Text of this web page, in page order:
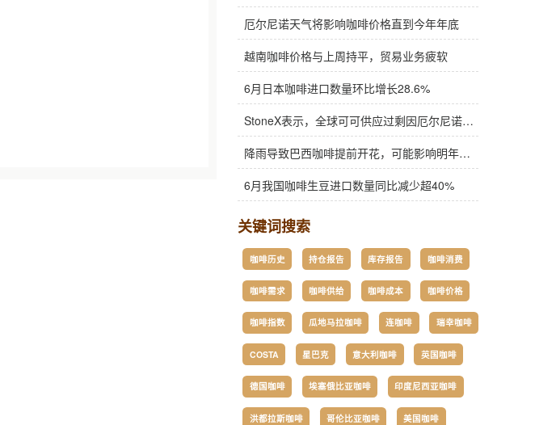
厄尔尼诺天气将影响咖啡价格直到今年年底
越南咖啡价格与上周持平，贸易业务疲软
6月日本咖啡进口数量环比增长28.6%
StoneX表示，全球可可供应过剩因厄尔尼诺而萎缩
降雨导致巴西咖啡提前开花，可能影响明年产量，造成近期价格波动极不稳定
6月我国咖啡生豆进口数量同比减少超40%
关键词搜索
咖啡历史 持仓报告 库存报告 咖啡消费
咖啡需求 咖啡供给 咖啡成本 咖啡价格
咖啡指数 瓜地马拉咖啡 连咖啡 瑞幸咖啡
COSTA 星巴克 意大利咖啡 英国咖啡
德国咖啡 埃塞俄比亚咖啡 印度尼西亚咖啡
洪都拉斯咖啡 哥伦比亚咖啡 美国咖啡